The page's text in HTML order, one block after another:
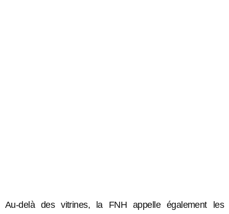
Au-delà des vitrines, la FNH appelle également les